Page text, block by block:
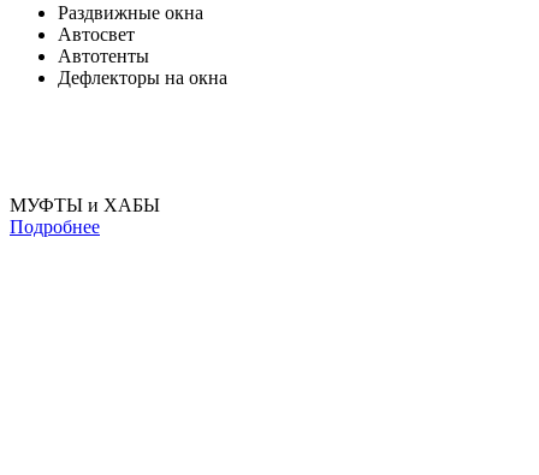
Раздвижные окна
Автосвет
Автотенты
Дефлекторы на окна
МУФТЫ и ХАБЫ
Подробнее